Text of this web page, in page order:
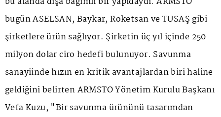
bugün ASELSAN, Baykar, Roketsan ve TUSAŞ gibi
şirketlere ürün sağlıyor. Şirketin üç yıl içinde 250
milyon dolar ciro hedefi bulunuyor. Savunma
sanayiinde hızın en kritik avantajlardan biri haline
geldiğini belirten ARMSTO Yönetim Kurulu Başkanı
Vefa Kuzu, "Bir savunma ürününü tasarımdan